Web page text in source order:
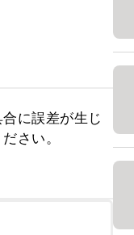
に誤差が生じ
さい。